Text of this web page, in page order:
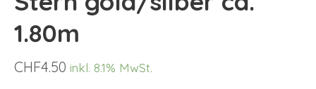
1.80m
CHF4.50 inkl. 8.1% MwSt.